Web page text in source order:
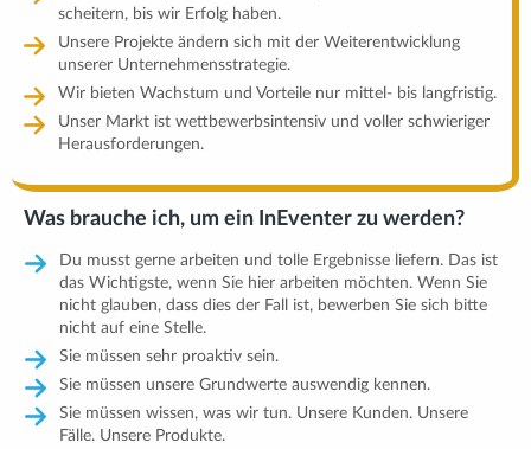
scheitern, bis wir Erfolg haben.
Unsere Projekte ändern sich mit der Weiterentwicklung
unserer Unternehmensstrategie.
Wir bieten Wachstum und Vorteile nur mittel- bis langfristig.
Unser Markt ist wettbewerbsintensiv und voller schwieriger
Herausforderungen.
Was brauche ich, um ein InEventer zu werden?
Du musst gerne arbeiten und tolle Ergebnisse liefern. Das ist
das Wichtigste, wenn Sie hier arbeiten möchten. Wenn Sie
nicht glauben, dass dies der Fall ist, bewerben Sie sich bitte
nicht auf eine Stelle.
Sie müssen sehr proaktiv sein.
Sie müssen unsere Grundwerte auswendig kennen.
Sie müssen wissen, was wir tun. Unsere Kunden. Unsere
Fälle. Unsere Produkte.